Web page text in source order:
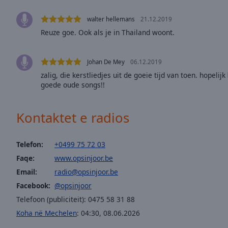
Opacity
Color
Opacity
Caption
Area
Background
Color
walter hellemans 21.12.2019
Reuze goe. Ook als je in Thailand woont.
Johan De Mey 06.12.2019
zalig, die kerstliedjes uit de goeie tijd van toen.
goede oude songs!!
Kontaktet e radios
Telefon:
+0499 75 72 03
Faqe:
www.opsinjoor.be
Email:
radio@opsinjoor.be
Facebook: @opsinjoor
Telefoon (publiciteit): 0475 58 31 88
Koha në Mechelen: 04:30, 08.06.2026